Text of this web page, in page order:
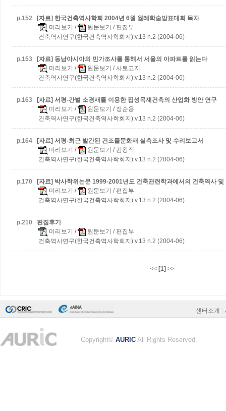
p.152
[자료] 한국건축역사학회 2004년 6월 월례학술발표대회 목차
미리보기 / 원문보기 / 편집부
건축역사연구(한국건축역사학회지):v.13 n.2 (2004-06)
p.153
[자료] 동남아시아의 민가조사를 통해서 서울의 아파트를 읽는다
미리보기 / 원문보기 / 사토고지
건축역사연구(한국건축역사학회지):v.13 n.2 (2004-06)
p.163
[자료] 서평-간벌 소경재를 이용한 집성목재건축의 산업화 방안 연구
미리보기 / 원문보기 / 장순용
건축역사연구(한국건축역사학회지):v.13 n.2 (2004-06)
p.164
[자료] 서평-최근 발간된 건조물문화재 실측조사 및 수리보고서
미리보기 / 원문보기 / 김왕직
건축역사연구(한국건축역사학회지):v.13 n.2 (2004-06)
p.170 [자료] 박사학위논문 1999-2001년도 건축관련학과에서의 건축역사
미리보기 / 원문보기 / 편집부
건축역사연구(한국건축역사학회지):v.13 n.2 (2004-06)
p.210
편집후기
미리보기 / 원문보기 / 편집부
건축역사연구(한국건축역사학회지):v.13 n.2 (2004-06)
<< [1] >>
센터소개
Copyright© AURIC All Rights Reserved.